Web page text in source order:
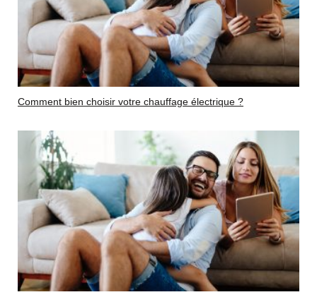
Comment bien choisir votre chauffage électrique ?